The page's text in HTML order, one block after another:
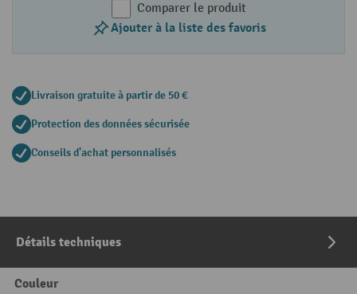
Comparer le produit
Ajouter à la liste des favoris
Livraison gratuite à partir de 50 €
Protection des données sécurisée
Conseils d'achat personnalisés
Détails techniques
Couleur